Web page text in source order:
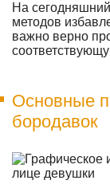
На
методов
важно верно
Основные
бородавок